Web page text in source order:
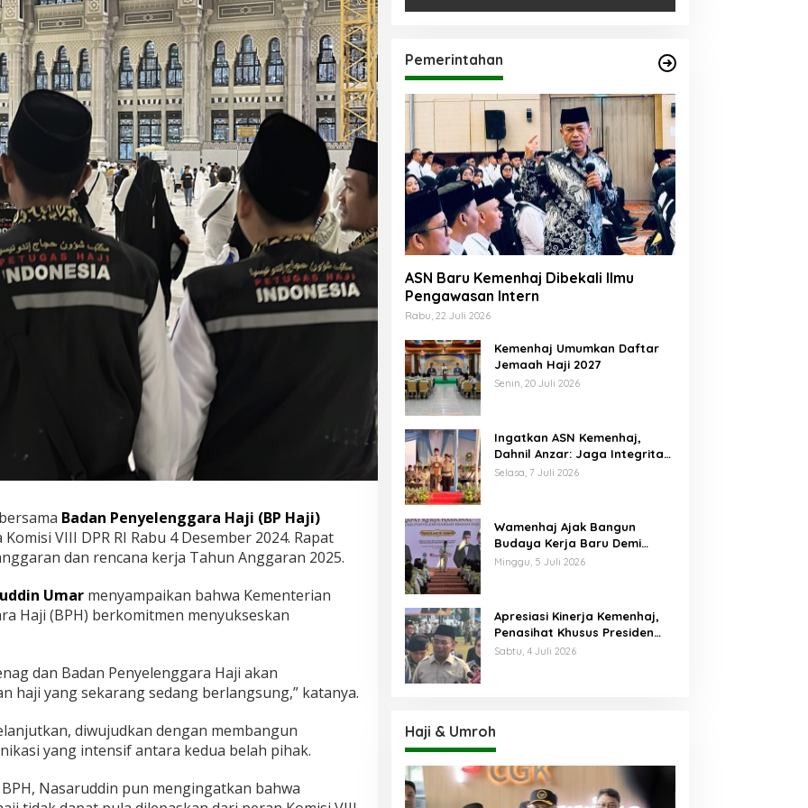
Badan Penyelenggara Haji (BP Haji)
VIII DPR RI Rabu 4 Desember 2024. Rapat
dan rencana kerja Tahun Anggaran 2025.
Umarmenyampaikan bahwa Kementerian
Haji (BPH) berkomitmen menyukseskan
dan Badan Penyelenggara Haji akan
haji yang sekarang sedang berlangsung,” katanya.
diwujudkan dengan membangun
yang intensif antara kedua belah pihak.
Nasaruddin pun mengingatkan bahwa
Pemerintahan
ASN Baru Kemenhaj Dibekali Ilmu
Pengawasan Intern
Rabu, 22 Juli 2026
Kemenhaj Umumkan Daftar
Jemaah Haji 2027
Senin, 20 Juli 2026
Ingatkan ASN Kemenhaj,
Dahnil Anzar: Jaga Integritas,
Hentikan Praktik Menjadikan
Selasa, 7 Juli 2026
Wamenhaj Ajak Bangun
Budaya Kerja Baru Demi
Pelayanan Terbaik bagi
Minggu, 5 Juli 2026
Apresiasi Kinerja Kemenhaj,
Penasihat Khusus Presiden
Nilai Transisi
Sabtu, 4 Juli 2026
Haji & Umroh